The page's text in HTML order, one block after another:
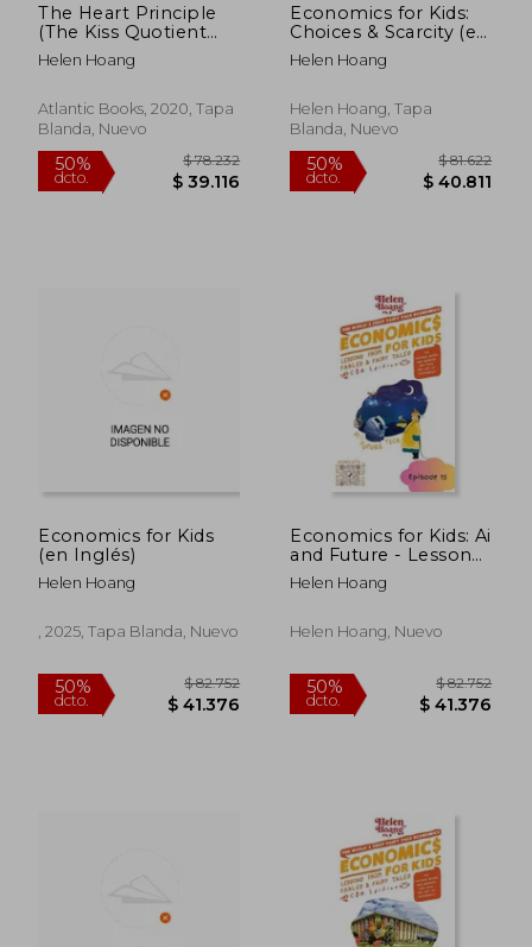
50%
dcto.
$ 78.822 50%
dcto.
$
50%
dcto.
50%
dcto.
The Heart Principle
(The Kiss Quotient
Series) (en Inglés)
Helen Hoang
Atlantic Books, 2020, Tapa
Blanda, Nuevo
Economics for Kids:
Choices & Scarcity (en
Inglés)
Helen Hoang
Helen Hoang, Tapa
Blanda, Nuevo
Economics for Kids
(en Inglés)
Helen Hoang
, 2025, Tapa Blanda, Nuevo
Economics for Kids: Ai
and Future - Lessons
From Fables & Fairy
Tales (en Inglés)
Helen Hoang
Helen Hoang, Nuevo